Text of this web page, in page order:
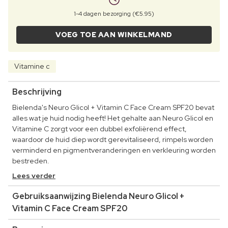
1-4 dagen bezorging (€5.95)
VOEG TOE AAN WINKELMAND
Vitamine c
Beschrijving
Bielenda's Neuro Glicol + Vitamin C Face Cream SPF20 bevat
alles wat je huid nodig heeft! Het gehalte aan Neuro Glicol en
Vitamine C zorgt voor een dubbel exfoliërend effect,
waardoor de huid diep wordt gerevitaliseerd, rimpels worden
verminderd en pigmentveranderingen en verkleuring worden
bestreden.
Lees verder
Gebruiksaanwijzing Bielenda Neuro Glicol +
Vitamin C Face Cream SPF20